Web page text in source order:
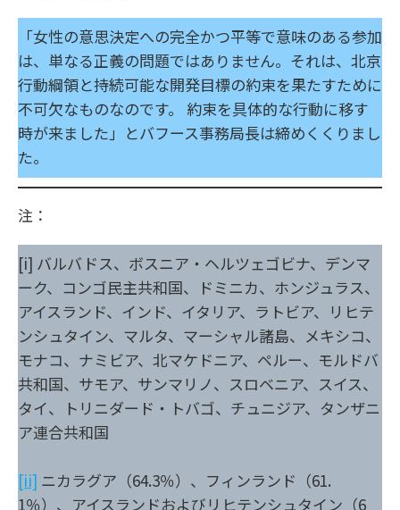
「女性の意思決定への完全かつ平等で意味のある参加
は、単なる正義の問題ではありません。それは、北京
行動綱領と持続可能な開発目標の約束を果たすために
不可欠なものなのです。 約束を具体的な行動に移す
時が来ました」とバフース事務局長は締めくくりまし
た。
注：
[i] バルバドス、ボスニア・ヘルツェゴビナ、デンマ
ーク、コンゴ民主共和国、ドミニカ、ホンジュラス、
アイスランド、インド、イタリア、ラトビア、リヒテ
ンシュタイン、マルタ、マーシャル諸島、メキシコ、
モナコ、ナミビア、北マケドニア、ペルー、モルドバ
共和国、サモア、サンマリノ、スロベニア、スイス、
タイ、トリニダード・トバゴ、チュニジア、タンザニ
ア連合共和国
[ii] ニカラグア（64.3％）、フィンランド（61.
1％）、アイスランドおよびリヒテンシュタイン（6